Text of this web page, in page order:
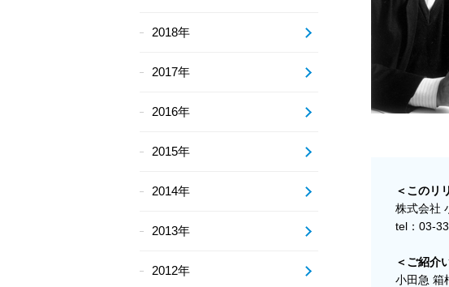
＜このリ
株式会社
tel：03-
＜ご紹介
小田急 箱
2018年
2017年
2016年
2015年
2014年
2013年
2012年